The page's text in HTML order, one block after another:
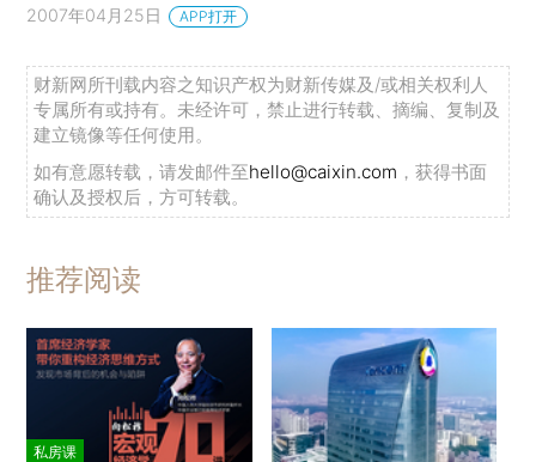
2007年04月25日 APP打开
财新网所刊载内容之知识产权为财新传媒及/或相关权利人
专属所有或持有。未经许可，禁止进行转载、摘编、复制及
建立镜像等任何使用。
如有意愿转载，请发邮件至hello@caixin.com ，获得书面
确认及授权后，方可转载。
推荐阅读
私房课